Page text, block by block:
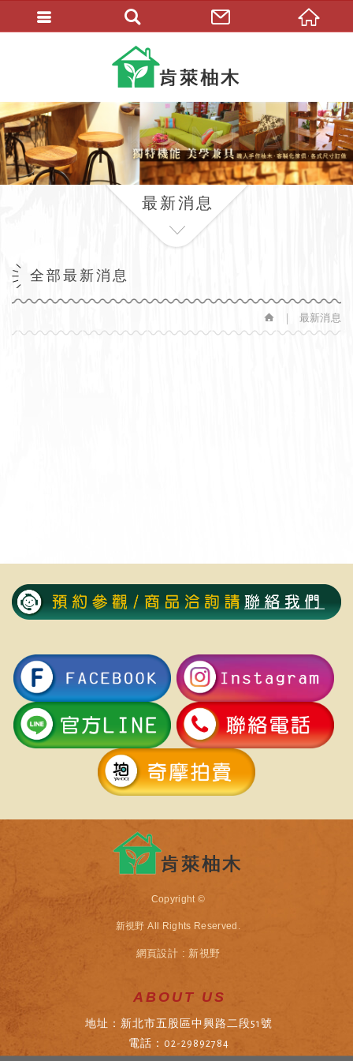
最新消息
全部最新消息
最新消息
Copyright ©
新視野 All Rights Reserved.
網頁設計 : 新視野
ABOUT US
地址：新北市五股區中興路二段51號
電話：02-29892784